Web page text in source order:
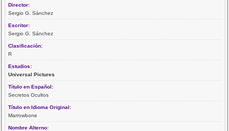
Director:
Sergio G. Sánchez
Escritor:
Sergio G. Sánchez
Clasificación:
R
Estudios:
Universal Pictures
Título en Español:
Secretos Ocultos
Título en Idioma Original:
Marrowbone
Nombre Alterno: